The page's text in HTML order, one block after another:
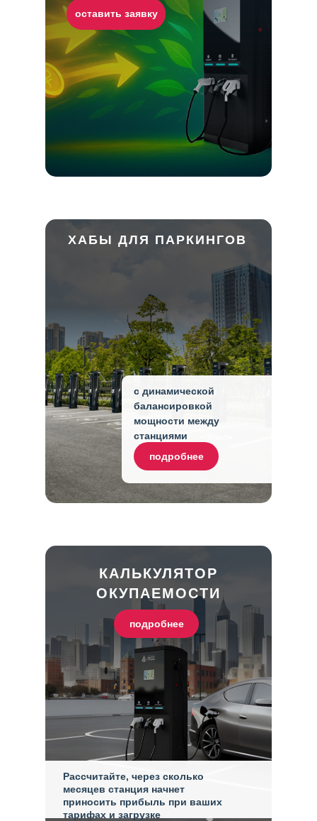
звоните по
8-800-500-62-90
(доб.2) или
оставляйте
заявку ниже и мы
вам всё
оставить заявку
подробнее
с динамической
балансировкой
мощности между
станциями
ХАБЫ ДЛЯ ПАРКИНГОВ
подробнее
Рассчитайте, через сколько
месяцев станция начнет
приносить прибыль при ваших
тарифах и загрузке
КАЛЬКУЛЯТОР
ОКУПАЕМОСТИ